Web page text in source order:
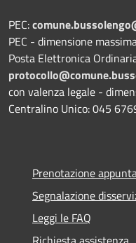
PEC:
PEC - dimensione
Posta Elettronica
con valenza legale -
Centralino Unico: 045
Prenotazione
Segnalazione
Leggi le FAQ